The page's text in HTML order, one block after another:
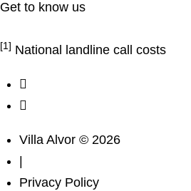
Get to know us
[1] National landline call costs
Villa Alvor © 2026
Privacy Policy